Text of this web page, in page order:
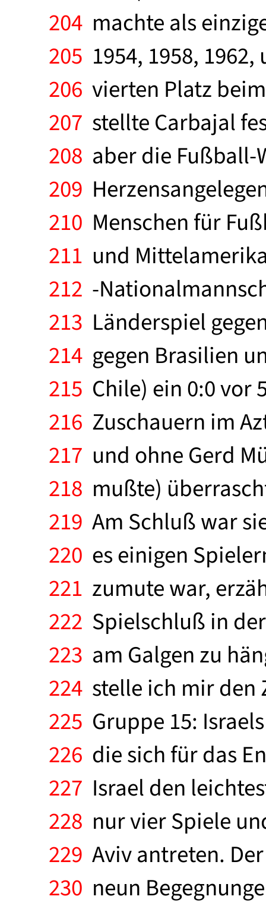
204 machte als
205 1954, 1958,
206 vierten Platz
207 stellte Carbajal
208 aber die
209
210 Menschen für
211 und
212 -
213 Länderspiel
214 gegen Brasilien
215 Chile) ein 0:0 vor
216 Zuschauern im
217 und ohne Gerd
218 mußte)
219 Am Schluß war
220 es einigen
221 zumute war,
222 Spielschluß in
223 am Galgen zu
224 stelle ich mir
225 Gruppe 15:
226 die sich für das
227 Israel den
228 nur vier Spiele
229 Aviv antreten.
230 neun